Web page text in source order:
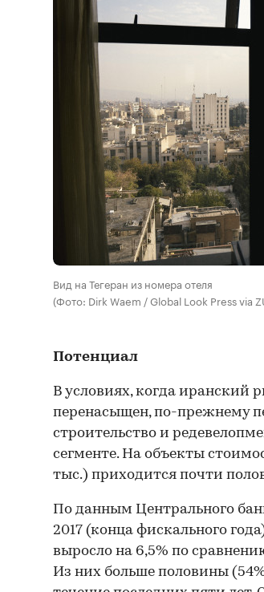
Вид на Тегеран из номера отеля
(Фото: Dirk Waem / Global Look Press via
Потенциал
В условиях, когда
перенасыщен, по-прежнему
строительство и
сегменте. На объекты
тыс.) приходится почти
По данным Центрального
2017 (конца фискального
выросло на 6,5% по
Из них больше половины